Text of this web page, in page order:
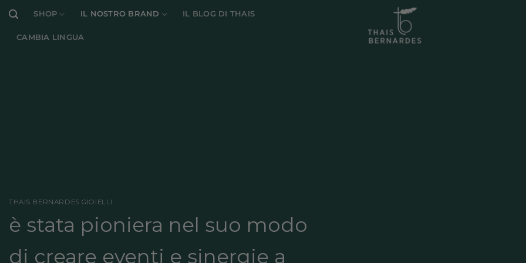
Salta
contenuti
SHOP IL NOSTRO BRAND IL BLOG DI THAIS
CAMBIA LINGUA
THAIS BERNARDES GIOIELLI
è stata pioniera nel suo modo
di creare eventi e sinergie a